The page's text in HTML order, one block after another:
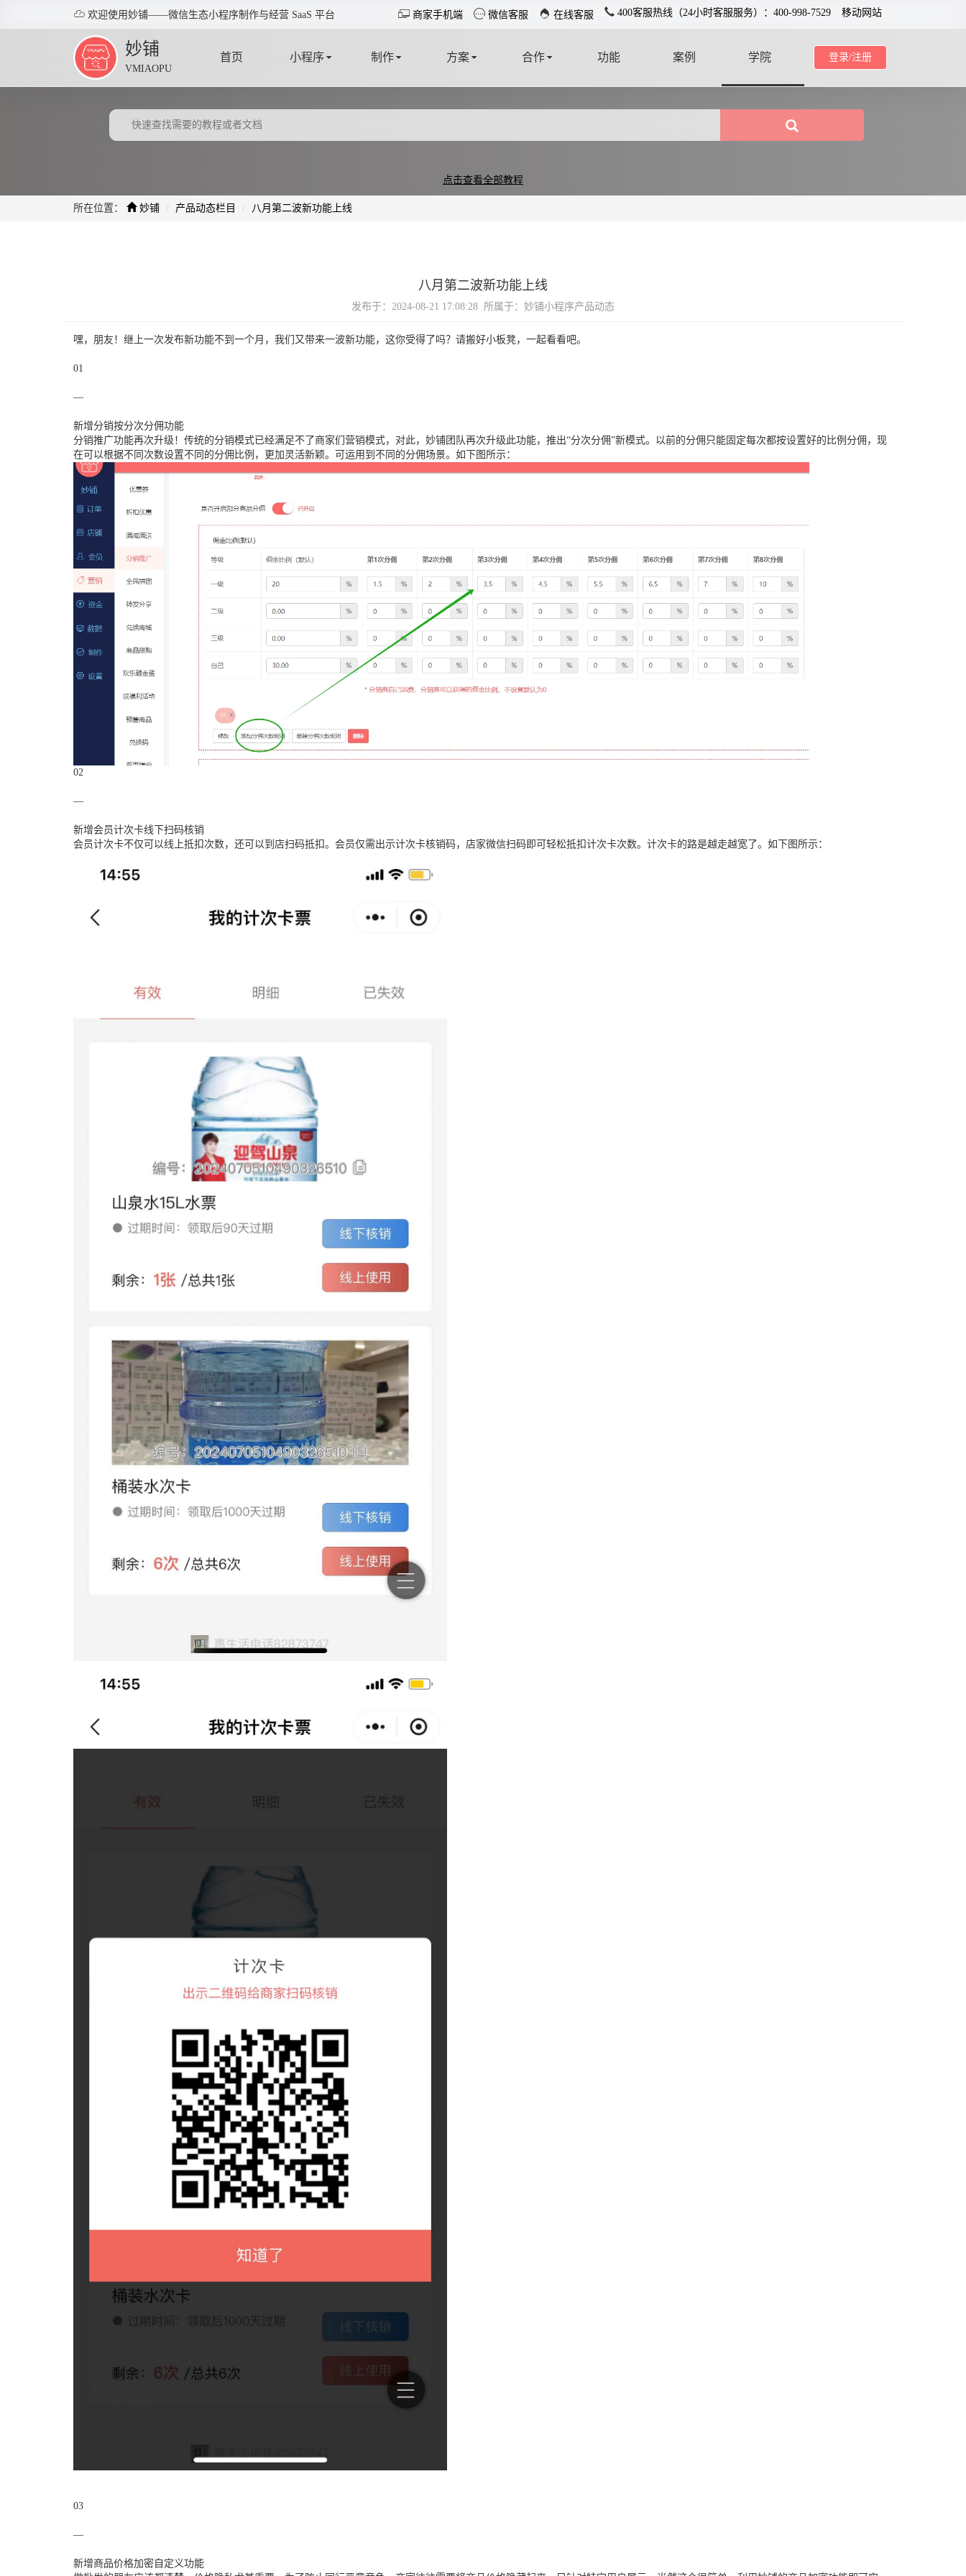
 欢迎使用妙铺——微信生态小程序制作与经营 SaaS 平台  商家手机端  微信客服  在线客服 400客服热线（24小时客服服务）：400-998-7529 移动网站
妙铺
VMIAOPU
登录/注册
首页
HOME
小程序 制作 方案 合作 功能 案例 学院
点击查看全部教程
所在位置： 妙铺 产品动态栏目 八月第二波新功能上线
八月第二波新功能上线
发布于：2024-08-21 17:08:28 所属于：妙铺小程序产品动态
嘿，朋友！继上一次发布新功能不到一个月，我们又带来一波新功能，这你受得了吗？请搬好小板凳，一起看看吧。
01
—
新增分销按分次分佣功能
分销推广功能再次升级！传统的分销模式已经满足不了商家们营销模式，对此，妙铺团队再次升级此功能，推出“分次分佣”新模式。以前的分佣只能固定每次都按设置好的比例分佣，现
在可以根据不同次数设置不同的分佣比例，更加灵活新颖。可运用到不同的分佣场景。如下图所示：
02
—
新增会员计次卡线下扫码核销
会员计次卡不仅可以线上抵扣次数，还可以到店扫码抵扣。会员仅需出示计次卡核销码，店家微信扫码即可轻松抵扣计次卡次数。计次卡的路是越走越宽了。如下图所示：
03
—
新增商品价格加密自定义功能